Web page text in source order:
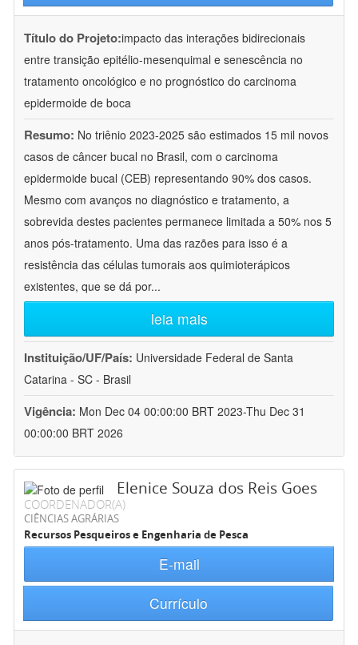
Título do Projeto:impacto das interações bidirecionais
entre transição epitélio-mesenquimal e senescência no
tratamento oncológico e no prognóstico do carcinoma
epidermoide de boca
Resumo: No triênio 2023-2025 são estimados 15 mil novos
casos de câncer bucal no Brasil, com o carcinoma
epidermoide bucal (CEB) representando 90% dos casos.
Mesmo com avanços no diagnóstico e tratamento, a
sobrevida destes pacientes permanece limitada a 50% nos 5
anos pós-tratamento. Uma das razões para isso é a
resistência das células tumorais aos quimioterápicos
existentes, que se dá por...
leia mais
Instituição/UF/País: Universidade Federal de Santa
Catarina - SC - Brasil
Vigência: Mon Dec 04 00:00:00 BRT 2023-Thu Dec 31
00:00:00 BRT 2026
Elenice Souza dos Reis Goes
COORDENADOR(A)
CIÊNCIAS AGRÁRIAS
Recursos Pesqueiros e Engenharia de Pesca
E-mail
Currículo